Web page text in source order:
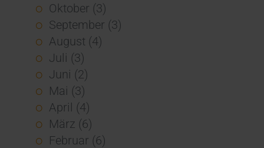
Oktober (3)
September (3)
August (4)
Juli (3)
Juni (2)
Mai (3)
April (4)
März (6)
Februar (6)